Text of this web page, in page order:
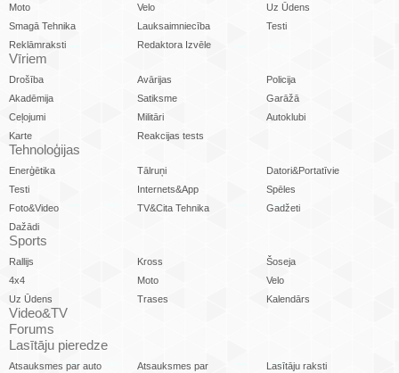
Moto
Velo
Uz Ūdens
Smagā Tehnika
Lauksaimniecība
Testi
Reklāmraksti
Redaktora Izvēle
Vīriem
Drošība Avārijas
Policija
Akadēmija
Satiksme
Garāžā
Ceļojumi
Militāri
Autoklubi
Karte
Reakcijas tests
Tehnoloģijas
Enerģētika Tālruņi
Datori&Portatīvie
Testi
Internets&App
Spēles
Foto&Video
TV&Cita Tehnika
Gadžeti
Dažādi
Sports
Rallijs Kross
Šoseja
4x4
Moto
Velo
Uz Ūdens
Trases Kalendārs
Video&TV
Forums
Lasītāju pieredze
Atsauksmes par auto Atsauksmes par Lasītāju raksti